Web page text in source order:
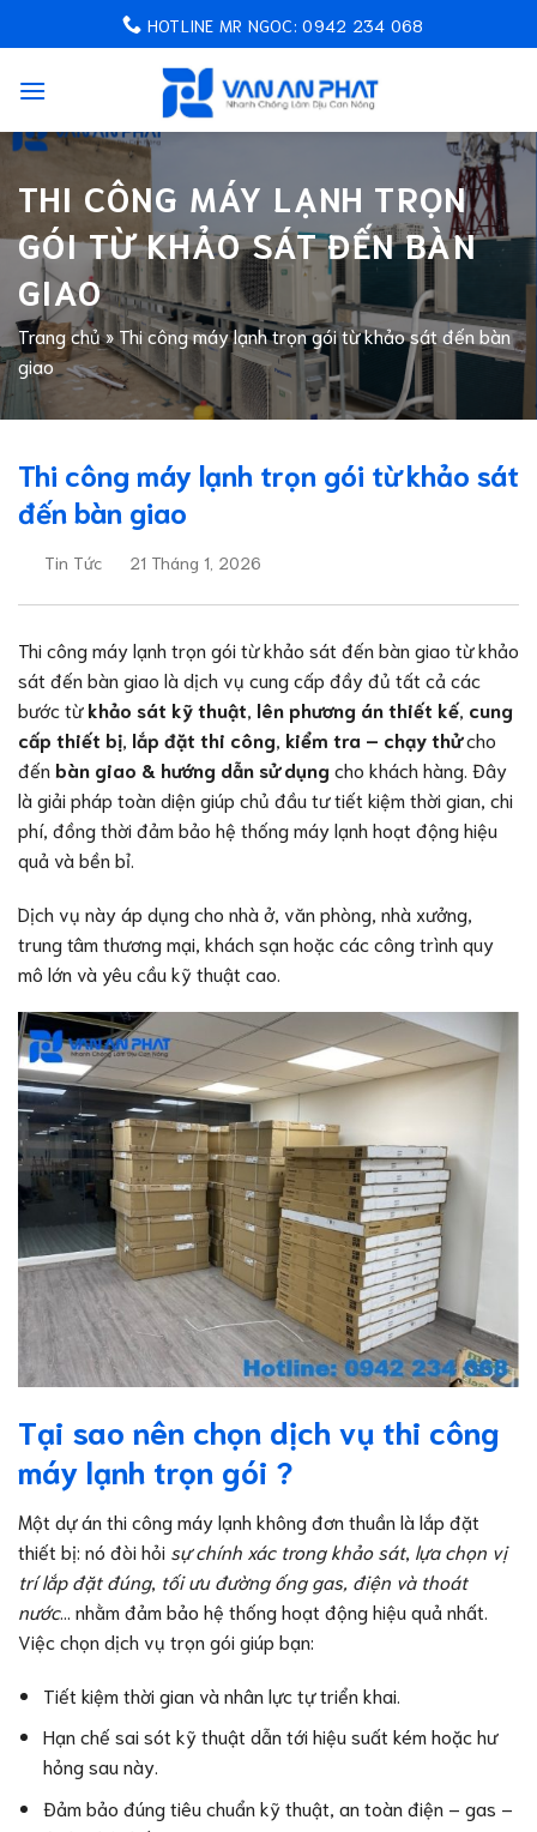
đến
dung
HOTLINE MR NGOC: 0942 234 068
THI CÔNG MÁY LẠNH TRỌN
GÓI TỪ KHẢO SÁT ĐẾN BÀN
GIAO
Trang chủ» Thi công máy lạnh trọn gói từ khảo sát đến bàn
giao
Thi công máy lạnh trọn gói từ khảo sát
đến bàn giao
Tin Tức 21 Tháng 1, 2026
Thi công máy lạnh trọn gói từ khảo sát đến bàn giao từ khảo
sát đến bàn giao là dịch vụ cung cấp đầy đủ tất cả các
bước từkhảo sát kỹ thuật lên phương án thiết kế, cung
cấp thiết bị lắp đặt thi công kiểm tra – chạy thửcho
đến bàn giao & hướng dẫn sử dụngcho khách hàng. Đây
là giải pháp toàn diện giúp chủ đầu tư tiết kiệm thời gian, chi
phí, đồng thời đảm bảo hệ thống máy lạnh hoạt động hiệu
quả và bền bỉ.
Dịch vụ này áp dụng cho nhà ở, văn phòng, nhà xưởng,
trung tâm thương mại, khách sạn hoặc các công trình quy
mô lớn và yêu cầu kỹ thuật cao.
Tại sao nên chọn dịch vụ thi công
máy lạnh trọn gói ?
Một dự án thi công máy lạnh không đơn thuần là lắp đặt
thiết bị: nó đòi hỏi sự chính xác trong khảo sát, lựa chọn vị
trí lắp đặt đúng, tối ưu đường ống gas, điện và thoát
nước… nhằm đảm bảo hệ thống hoạt động hiệu quả nhất.
Việc chọn dịch vụ trọn gói giúp bạn:
Tiết kiệm thời gian và nhân lực tự triển khai.
Hạn chế sai sót kỹ thuật dẫn tới hiệu suất kém hoặc hư
hỏng sau này.
Đảm bảo đúng tiêu chuẩn kỹ thuật, an toàn điện – gas –